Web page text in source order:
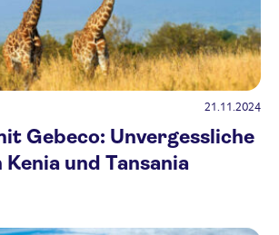
21.11.2024
Gebeco: Unvergessliche
und Tansania